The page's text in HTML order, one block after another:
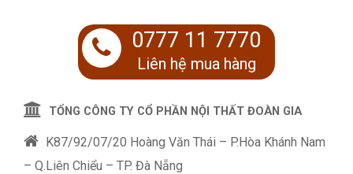
0777 11 7770
Liên hệ mua hàng
TỔNG CÔNG TY CỔ PHẦN NỘI THẤT ĐOÀN GIA
K87/92/07/20 Hoàng Văn Thái – P.Hòa Khánh Nam
– Q.Liên Chiểu – TP. Đà Nẵng